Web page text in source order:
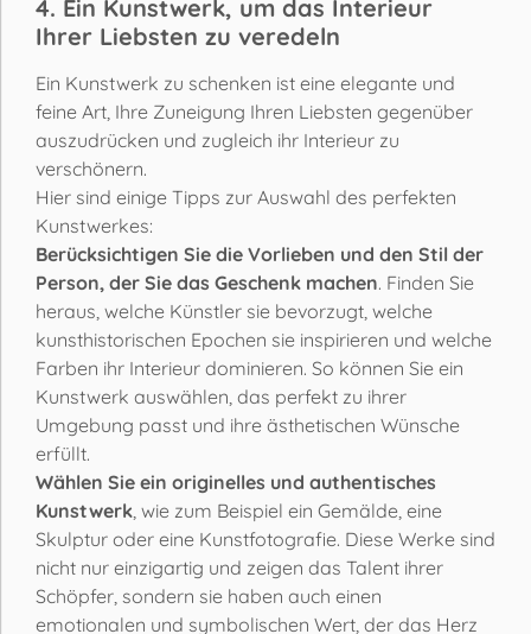
4. Ein Kunstwerk, um das Interieur
Ihrer Liebsten zu veredeln
Ein Kunstwerk zu schenken ist eine elegante und
feine Art, Ihre Zuneigung Ihren Liebsten gegenüber
auszudrücken und zugleich ihr Interieur zu
verschönern.
Hier sind einige Tipps zur Auswahl des perfekten
Kunstwerkes:
Berücksichtigen Sie die Vorlieben und den Stil der
Person, der Sie das Geschenk machen. Finden Sie
heraus, welche Künstler sie bevorzugt, welche
kunsthistorischen Epochen sie inspirieren und welche
Farben ihr Interieur dominieren. So können Sie ein
Kunstwerk auswählen, das perfekt zu ihrer
Umgebung passt und ihre ästhetischen Wünsche
erfüllt.
Wählen Sie ein originelles und authentisches
Kunstwerk , wie zum Beispiel ein Gemälde, eine
Skulptur oder eine Kunstfotografie. Diese Werke sind
nicht nur einzigartig und zeigen das Talent ihrer
Schöpfer, sondern sie haben auch einen
emotionalen und symbolischen Wert, der das Herz